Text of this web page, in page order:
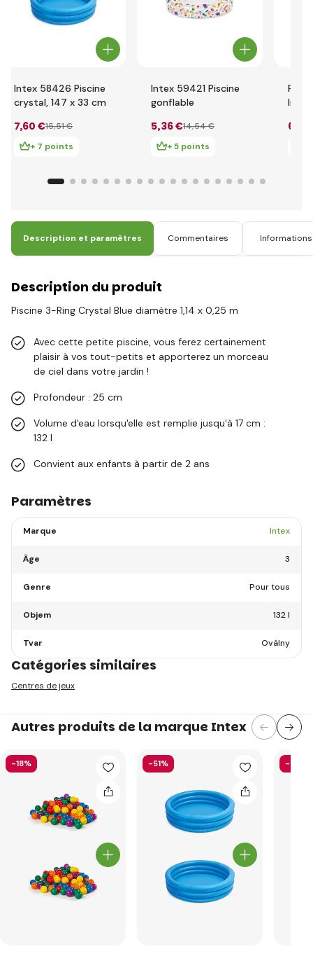
Intex 58426 Piscine
crystal, 147 x 33 cm
7,60 €15,51 €
+ 7 points
Intex 59421 Piscine
gonflable
5,36 €14,54 €
+ 5 points
6
Description et paramètres Commentaires
Description du produit
Piscine 3-Ring Crystal Blue diamètre 1,14 x 0,25 m
Avec cette petite piscine, vous ferez certainement
plaisir à vos tout-petits et apporterez un morceau
de ciel dans votre jardin !
Profondeur : 25 cm
Volume d'eau lorsqu'elle est remplie jusqu'à 17 cm :
132 l
Convient aux enfants à partir de 2 ans
Paramètres
Marque Intex
Âge 3
Genre Pour tous
Objem 132 l
Tvar Oválny
Catégories similaires
Centres de jeux
Autres produits de la marque Intex
-18% -51% -40%